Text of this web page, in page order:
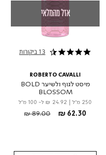
אזל מהמלאי
4.5 star rating 13 ביקורות
ROBERTO CAVALLI
מיסט לגוף ולשיער BOLD
BLOSSOM
250 מ"ל ₪ 24.92 ל- 100 מ"ל
₪ 62.30
Price reduced from
₪ 89.00to